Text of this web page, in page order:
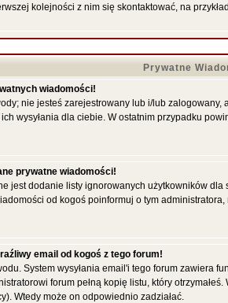
kolejności z nim się skontaktować, na
Prywatne
wiadomości!
nie jesteś zarejestrowany lub i/lub zalogowany,
ich wysyłania dla ciebie. W ostatnim przypadku
prywatne wiadomości!
jest dodanie listy ignorowanych użytkowników
od kogoś poinformuj o tym
email od kogoś z tego forum!
System wysyłania email'i tego forum zawiera
forum pełną kopię listu, który
Wtedy może on odpowiednio zadziałać.